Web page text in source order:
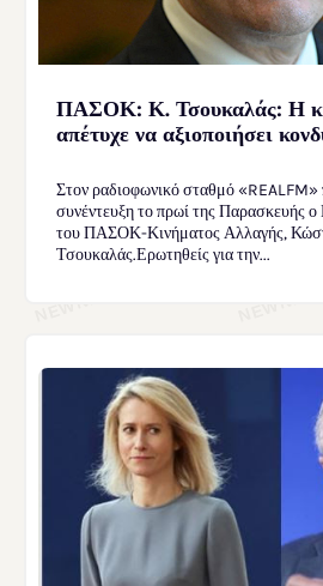
ΠΑΣΟΚ: Κ. Τσουκαλάς: Η
απέτυχε να αξιοποιήσει
Στον ραδιοφωνικό σταθμό
συνέντευξη το πρωί της Παρασκευής
του ΠΑΣΟΚ-Κινήματος Αλλαγής,
Τσουκαλάς.Ερωτηθείς για την...